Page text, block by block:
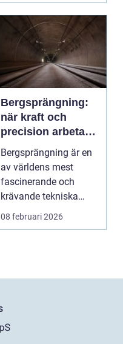
Bergsprängning:
när kraft och
precision arbetar
tillsammans
Bergsprängning är en
av världens mest
fascinerande och
krävande tekniska
procedu...
08 februari 2026